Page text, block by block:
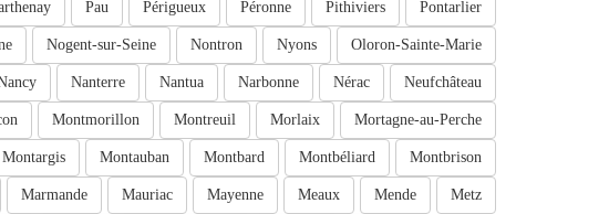
Pontarlier
Pithiviers
Péronne
Périgueux
Pau
Oloron-Sainte-Marie
Nyons
Nontron
Nogent-sur-Seine
Neufchâteau
Nérac
Narbonne
Nantua
Nanterre
Mortagne-au-Perche
Morlaix
Montreuil
Montmorillon
Montbrison
Montbéliard
Montbard
Montauban
Montargis
Metz
Mende
Meaux
Mayenne
Mauriac
Marmande